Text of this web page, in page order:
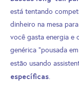
está tentando
dinheiro na mesa
você gasta energia e
genérica “pousada
estão usando
específicas.